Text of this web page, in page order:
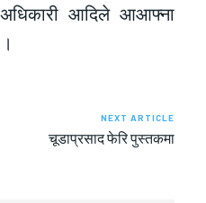
आदिले आआफ्ना
NEXT ARTICLE
चूडाप्रसाद फेरि पुस्तकमा